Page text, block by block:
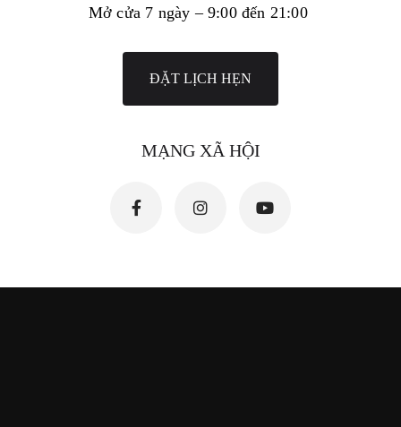
Mở cửa 7 ngày – 9:00 đến 21:00
ĐẶT LỊCH HẸN
MẠNG XÃ HỘI